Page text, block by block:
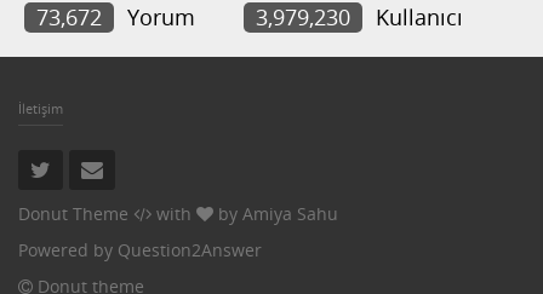
73,672
Yorum 3,979,230 Kullanıcı
İletişim
Donut Theme with by Amiya Sahu
Powered by Question2Answer
Donut theme